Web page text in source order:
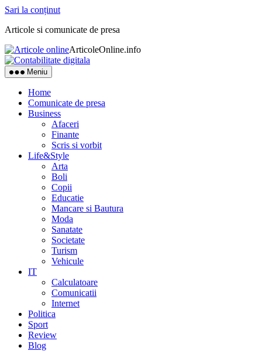
Sari la conținut
Articole si comunicate de presa
ArticoleOnline.info
Meniu
Home
Comunicate de presa
Business
Afaceri
Finante
Scris si vorbit
Life&Style
Arta
Boli
Copii
Educatie
Mancare si Bautura
Moda
Sanatate
Societate
Turism
Vehicule
IT
Calculatoare
Comunicatii
Internet
Politica
Sport
Review
Blog